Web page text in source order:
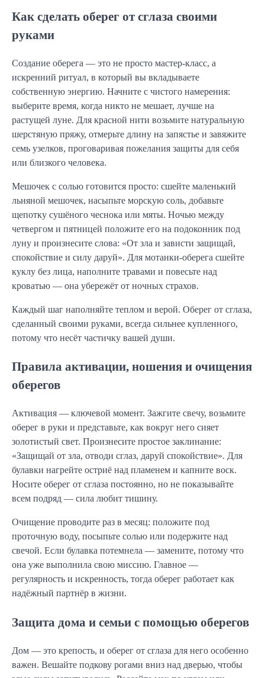
Как сделать оберег от сглаза своими
руками
Создание оберега — это не просто мастер-класс, а
искренний ритуал, в который вы вкладываете
собственную энергию. Начните с чистого намерения:
выберите время, когда никто не мешает, лучше на
растущей луне. Для красной нити возьмите натуральную
шерстяную пряжу, отмерьте длину на запястье и завяжите
семь узелков, проговаривая пожелания защиты для себя
или близкого человека.
Мешочек с солью готовится просто: сшейте маленький
льняной мешочек, насыпьте морскую соль, добавьте
щепотку сушёного чеснока или мяты. Ночью между
четвергом и пятницей положите его на подоконник под
луну и произнесите слова: «От зла и зависти защищай,
спокойствие и силу даруй». Для мотанки-оберега сшейте
куклу без лица, наполните травами и повесьте над
кроватью — она убережёт от ночных страхов.
Каждый шаг наполняйте теплом и верой. Оберег от сглаза,
сделанный своими руками, всегда сильнее купленного,
потому что несёт частичку вашей души.
Правила активации, ношения и очищения
оберегов
Активация — ключевой момент. Зажгите свечу, возьмите
оберег в руки и представьте, как вокруг него сияет
золотистый свет. Произнесите простое заклинание:
«Защищай от зла, отводи сглаз, даруй спокойствие». Для
булавки нагрейте остриё над пламенем и капните воск.
Носите оберег от сглаза постоянно, но не показывайте
всем подряд — сила любит тишину.
Очищение проводите раз в месяц: положите под
проточную воду, посыпьте солью или подержите над
свечой. Если булавка потемнела — замените, потому что
она уже выполнила свою миссию. Главное —
регулярность и искренность, тогда оберег работает как
надёжный партнёр в жизни.
Защита дома и семьи с помощью оберегов
Дом — это крепость, и оберег от сглаза для него особенно
важен. Вешайте подкову рогами вниз над дверью, чтобы